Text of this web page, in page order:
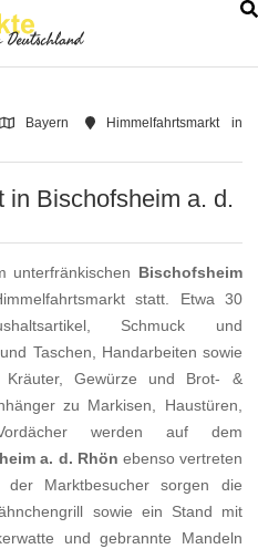
Bayern
Himmelfahrtsmarkt in
Bischofsheim a. d.
unterfränkischen Bischofsheim
statt. Etwa 30
Schmuck und
Taschen, Handarbeiten sowie
Kräuter, Gewürze und Brot- &
zu Markisen, Haustüren,
werden auf dem
a. d. Rhön ebenso vertreten
Marktbesucher sorgen die
sowie ein Stand mit
und gebrannte Mandeln